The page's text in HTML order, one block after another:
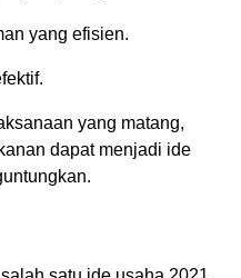
yang efisien.
yang matang,
dapat menjadi ide